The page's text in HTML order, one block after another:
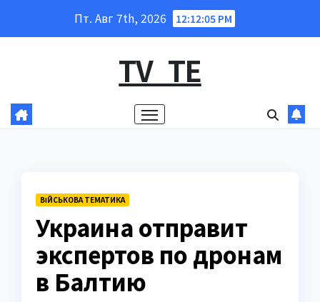
Пт. Авг 7th, 2026 12:12:06 PM
TV_TE
ВІЙСЬКОВА ТЕМАТИКА
Украина отправит
экспертов по дронам
в Балтию